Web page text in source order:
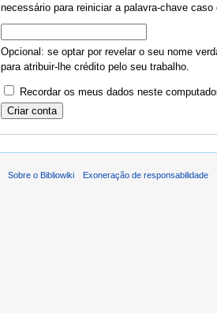
necessário para reiniciar a palavra-chave caso
Opcional: se optar por revelar o seu nome
para atribuir-lhe crédito pelo seu trabalho.
Recordar os meus dados neste
Sobre o Bibliowiki Exoneração de responsabilidade